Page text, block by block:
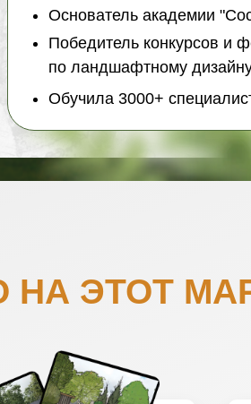
Основатель академии
Победитель конкурсов и
по ландшафтному
Обучила 3000+
НА ЭТОТ